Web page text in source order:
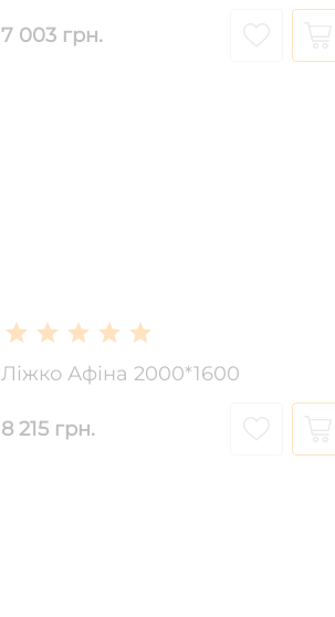
7 003 грн.
Ліжко Афіна 2000*1600
8 215 грн.